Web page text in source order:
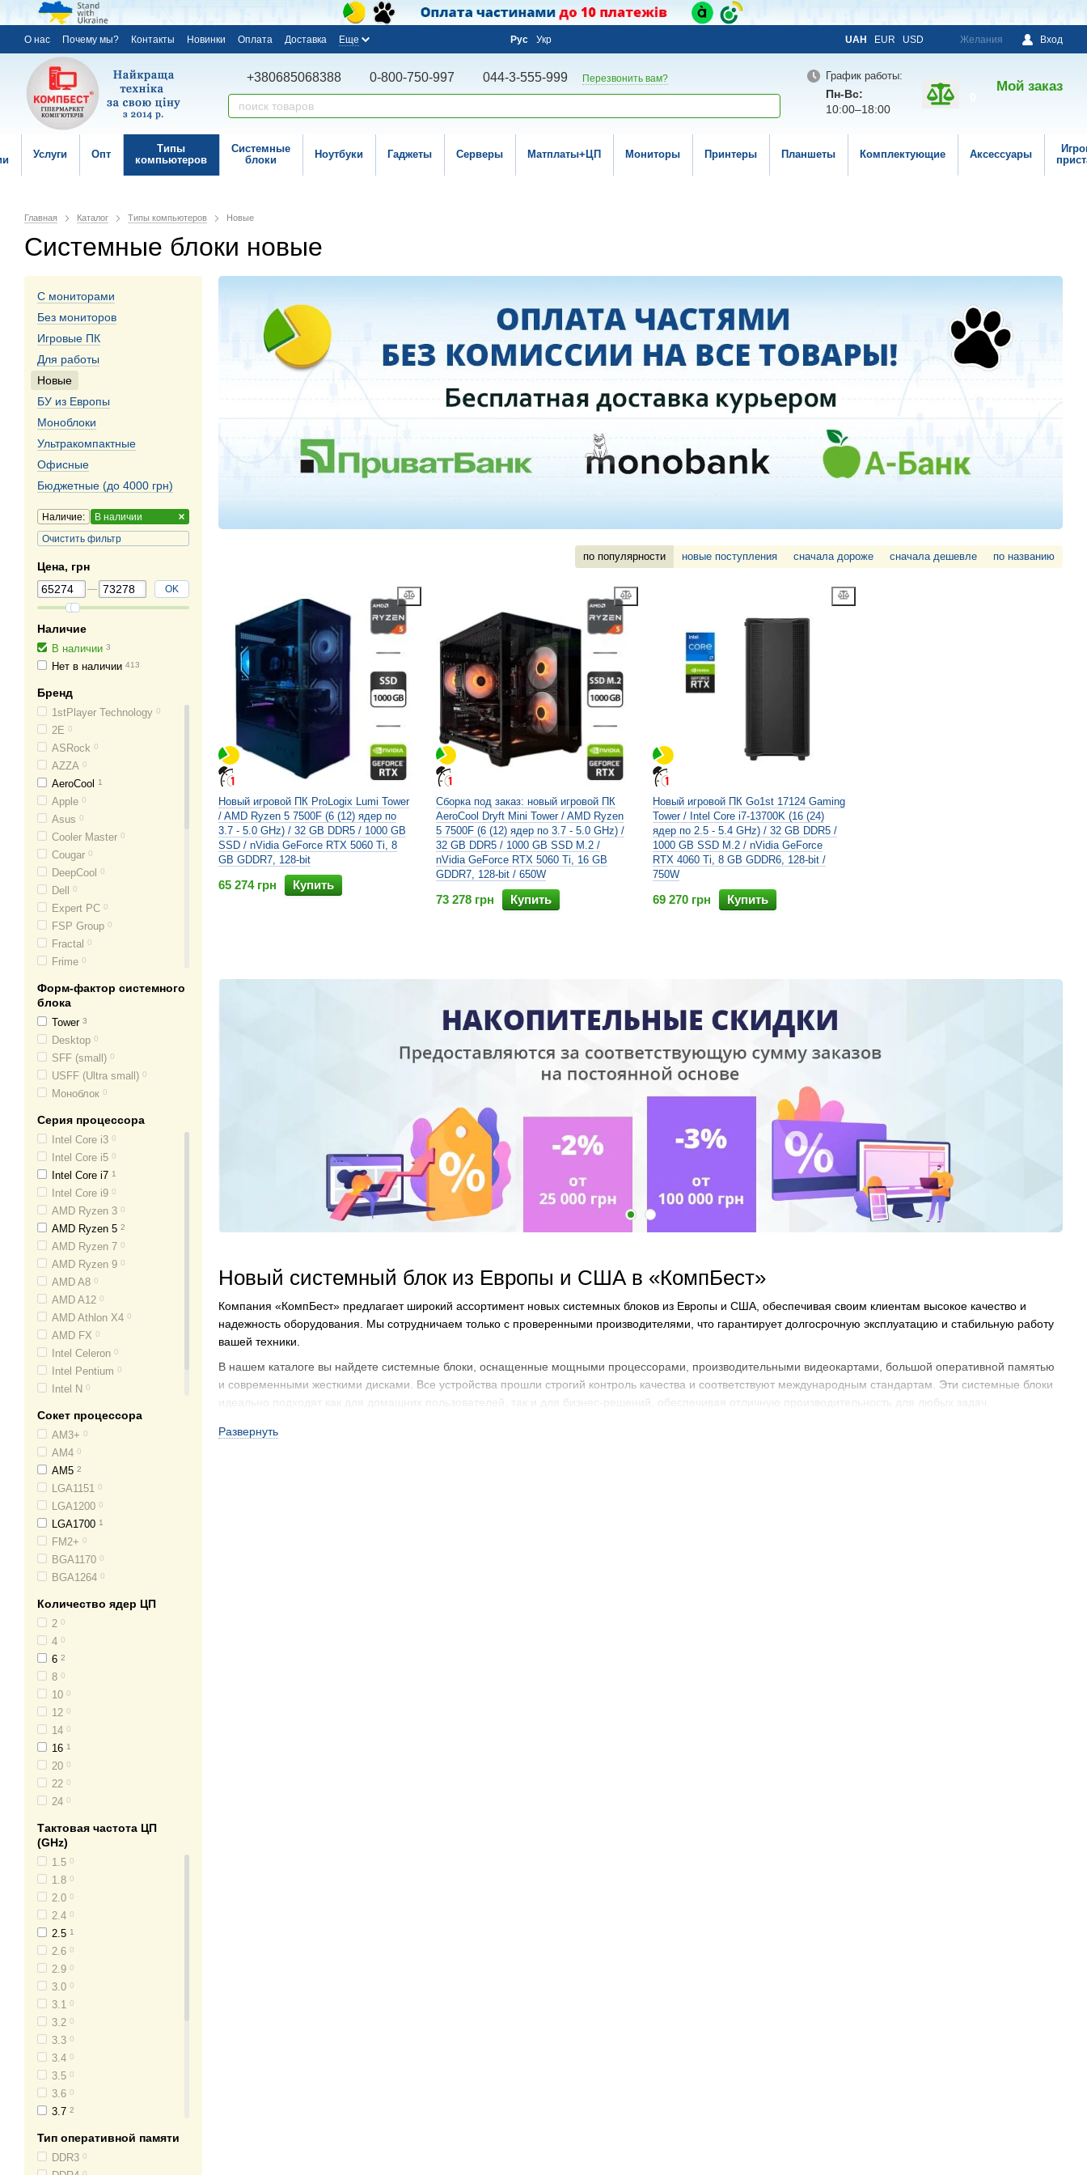
О нас Почему мы? Контакты Новинки Оплата Доставка Еще Рус Укр UAH EUR USD Желания Вход
+380685068388 0-800-750-997 044-3-555-999 Перезвонить вам? График работы:
Пн-Вс:
10:00–18:00
Мой заказ
Услуги Опт
Типы
компьютеров
Системные
блоки
Ноутбуки Гаджеты Серверы Матплаты+ЦП Мониторы Принтеры Планшеты Комплектующие Аксессуары
Главная Каталог Типы компьютеров Новые
Системные блоки новые
Новый системный блок из Европы и США в «КомпБест»
Компания «КомпБест» предлагает широкий ассортимент новых системных блоков из Европы и США, обеспечивая своим клиентам высокое качество и
надежность оборудования. Мы сотрудничаем только с проверенными производителями, что гарантирует долгосрочную эксплуатацию и стабильную работу
вашей техники.
В нашем каталоге вы найдете системные блоки, оснащенные мощными процессорами, производительными видеокартами, большой оперативной памятью
и современными жесткими дисками. Все устройства прошли строгий контроль качества и соответствуют международным стандартам. Эти системные блоки
идеально подходят как для домашних пользователей, так и для бизнес-решений, обеспечивая отличную производительность для любых задач.
«КомпБест» предлагает системы различной конфигурации, что позволяет выбрать модель, которая наиболее соответствует вашим требованиям. Мы
Развернуть
по популярности новые поступления сначала дороже сначала дешевле по названию
Новый игровой ПК ProLogix Lumi Tower
/ AMD Ryzen 5 7500F (6 (12) ядер по
3.7 - 5.0 GHz) / 32 GB DDR5 / 1000 GB
SSD / nVidia GeForce RTX 5060 Ti, 8
GB GDDR7, 128-bit
65 274 грн Купить
Сборка под заказ: новый игровой ПК
AeroCool Dryft Mini Tower / AMD Ryzen
5 7500F (6 (12) ядер по 3.7 - 5.0 GHz) /
32 GB DDR5 / 1000 GB SSD M.2 /
nVidia GeForce RTX 5060 Ti, 16 GB
GDDR7, 128-bit / 650W
73 278 грн Купить
Новый игровой ПК Go1st 17124 Gaming
Tower / Intel Core i7-13700K (16 (24)
ядер по 2.5 - 5.4 GHz) / 32 GB DDR5 /
1000 GB SSD M.2 / nVidia GeForce
RTX 4060 Ti, 8 GB GDDR6, 128-bit /
750W
69 270 грн Купить
С мониторами
Без мониторов
Игровые ПК
Для работы
Новые
БУ из Европы
Моноблоки
Ультракомпактные
Офисные
Бюджетные (до 4000 грн)
Наличие:
В наличии
Очистить фильтр
Цена, грн
OK
Наличие
В наличии 3
Нет в наличии 413
Бренд
1stPlayer Technology 0
2E 0
ASRock 0
AZZA 0
AeroCool 1
Apple 0
Asus 0
Cooler Master 0
Cougar 0
DeepCool 0
Dell 0
Expert PC 0
FSP Group 0
Fractal 0
Frime 0
GameMax
MSI 0
NN 1
ProLogix 1
Qube Hardware Solutions
RAIDMAX 0
Vinga 0
Xigmatech 0
Zalman 0
Форм-фактор системного
блока
Tower 3
Desktop 0
SFF (small) 0
USFF (Ultra small) 0
Моноблок 0
Серия процессора
Intel Core i3 0
Intel Core i5 0
Intel Core i7 1
Intel Core i9 0
AMD Ryzen 3 0
AMD Ryzen 5 2
AMD Ryzen 7 0
AMD Ryzen 9 0
AMD A8 0
AMD A12 0
AMD Athlon X4 0
AMD FX 0
Intel Celeron 0
Intel Pentium 0
Intel N 0
Сокет процессора
AM3+ 0
AM4 0
AM5 2
LGA1151 0
LGA1200 0
LGA1700 1
FM2+ 0
BGA1170 0
BGA1264 0
Количество ядер ЦП
2 0
4 0
6 2
8 0
10 0
12 0
14 0
16 1
20 0
22 0
24 0
Тактовая частота ЦП
(GHz)
1.5 0
1.8 0
2.0 0
2.4 0
2.5 1
2.6 0
2.9 0
3.0 0
3.1 0
3.2 0
3.3 0
3.4 0
3.5 0
3.6 0
3.7 2
4.0 0
Тип оперативной памяти
DDR3 0